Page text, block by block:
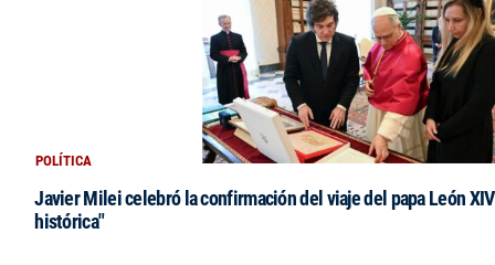
POLÍTICA
Javier Milei celebró la confirmación del viaje del papa León
histórica"